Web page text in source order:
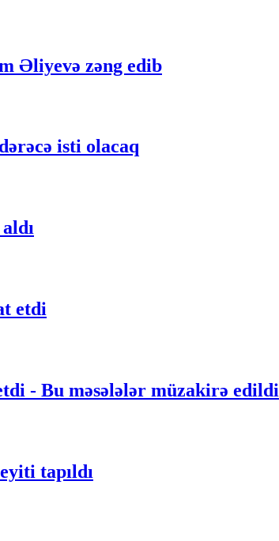
Əliyevə zəng edib
isti olacaq
etdi
- Bu məsələlər müzakirə edildi
tapıldı